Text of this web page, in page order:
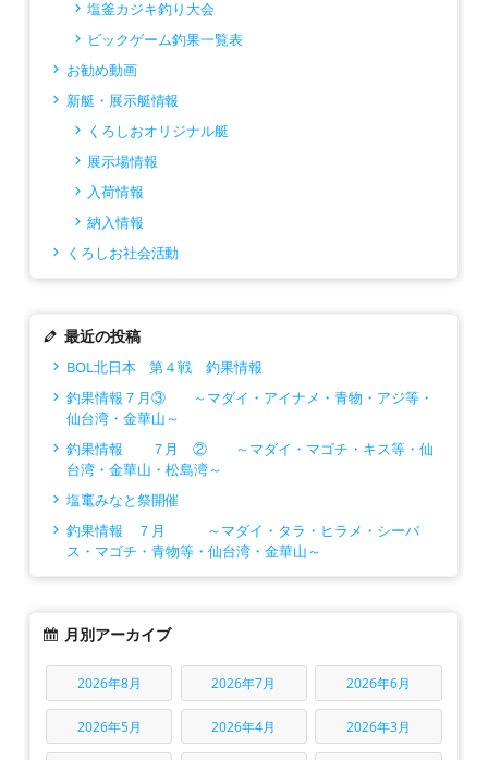
塩釜カジキ釣り大会
ビックゲーム釣果一覧表
お勧め動画
新艇・展示艇情報
くろしおオリジナル艇
展示場情報
入荷情報
納入情報
くろしお社会活動
最近の投稿
BOL北日本 第４戦 釣果情報
釣果情報７月③ ～マダイ・アイナメ・青物・アジ等・
仙台湾・金華山～
釣果情報 ７月 ② ～マダイ・マゴチ・キス等・仙
台湾・金華山・松島湾～
塩竃みなと祭開催
釣果情報 ７月 ～マダイ・タラ・ヒラメ・シーバ
ス・マゴチ・青物等・仙台湾・金華山～
月別アーカイブ
2026年8月 2026年7月 2026年6月
2026年5月 2026年4月 2026年3月